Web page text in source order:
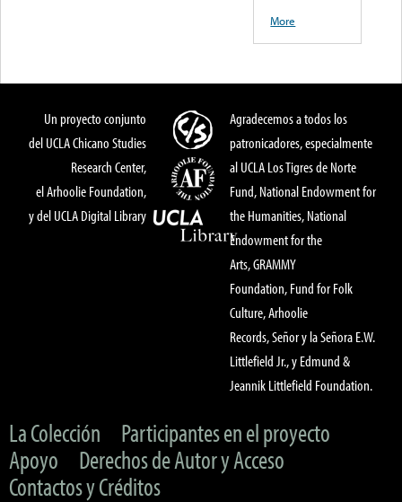
More
Un proyecto conjunto
del UCLA Chicano Studies
Research Center,
el Arhoolie Foundation,
y del UCLA Digital Library
Agradecemos a todos los
patronicadores, especialmente
al UCLA Los Tigres de Norte
Fund, National Endowment for
the Humanities, National
Endowment for the
Arts, GRAMMY
Foundation, Fund for Folk
Culture, Arhoolie
Records, Señor y la Señora E.W.
Littlefield Jr., y Edmund &
Jeannik Littlefield Foundation.
La Colección
Participantes en el proyecto
Apoyo
Derechos de Autor y Acceso
Contactos y Créditos